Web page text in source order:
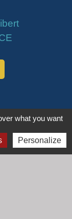
what you want
Personalize